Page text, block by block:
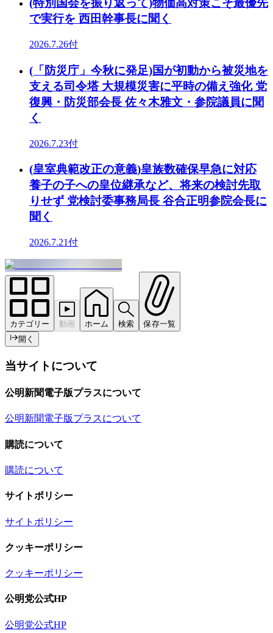
(特別国会を振り返って)物価高対策こそ最優先
で実行を 西田幹事長に聞く
2026.7.26付
(「防災庁」今秋に発足)国が初動から被災地を
支える司令塔 大規模災害に平時の備え強化 党
復興・防災部会長 佐々木雅文・参院議員に聞
く
2026.7.23付
(皇室典範改正の意義)皇族数確保早急に対応
養子の子への皇位継承など、将来の検討先取
りせず 党検討委事務局長 谷合正明参院会長に
聞く
2026.7.21付
カテゴリー 動画 ホーム 検索
保存一覧
開く
当サイトについて
公明新聞電子版プラスについて
公明新聞電子版プラスについて
購読について
購読について
サイトポリシー
サイトポリシー
クッキーポリシー
クッキーポリシー
公明党公式HP
公明党公式HP